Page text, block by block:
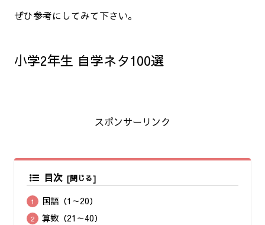
ぜひ参考にしてみて下さい。
小学2年生 自学ネタ100選
スポンサーリンク
目次
国語（1～20）
算数（21～40）